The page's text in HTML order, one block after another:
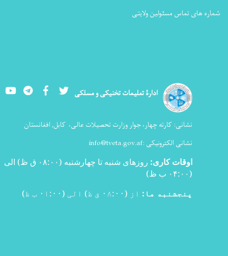
شماره های تماس مسئولین ولایتی
ادارۀ تعلیمات تخنیکی و مسلکی YoutubeLinkedInFacebook Twitter
نشانی: کارته چهار، جوار وزارت تحصیلات عالی، کابل, افغانستان
نشانی الکترونیکی :info@tveta.gov.af
اوقات کاری:
روزهای شنبه تا چهارشنبه (۰۸:۰۰ ق ظ) الی
(۰۴:۰۰ ب ظ
)
پنجشنبه ها: از (۰۸:۰۰ ق ظ) الی (۰۱:۰۰ ب ظ)